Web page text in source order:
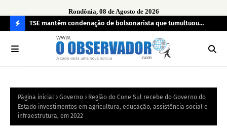
Rondônia, 08 de Agosto de 2026
O
R
A
TSE mantém condenação de bolsonarista que tumultuou
seção eleitoral em 2022
Página inicial Governo
Região do Cone Sul recebe do Governo do
Estado investimentos em agricultura, educação, assistência social e
infraestrutura, em 2022